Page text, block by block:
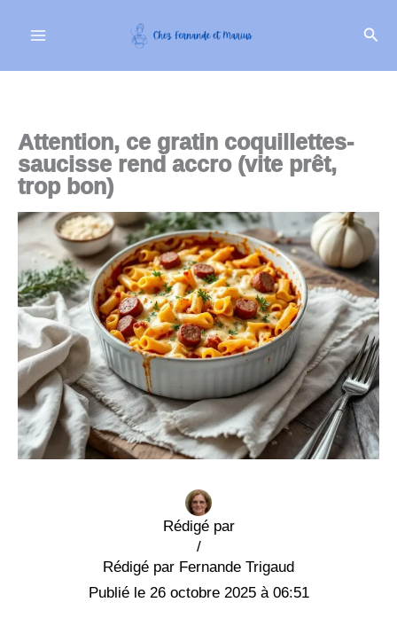
Attention, ce gratin coquillettes-
saucisse rend accro (vite prêt,
trop bon)
Rédigé par
Fernande Trigaud
/
26 octobre 2025 à 06:51